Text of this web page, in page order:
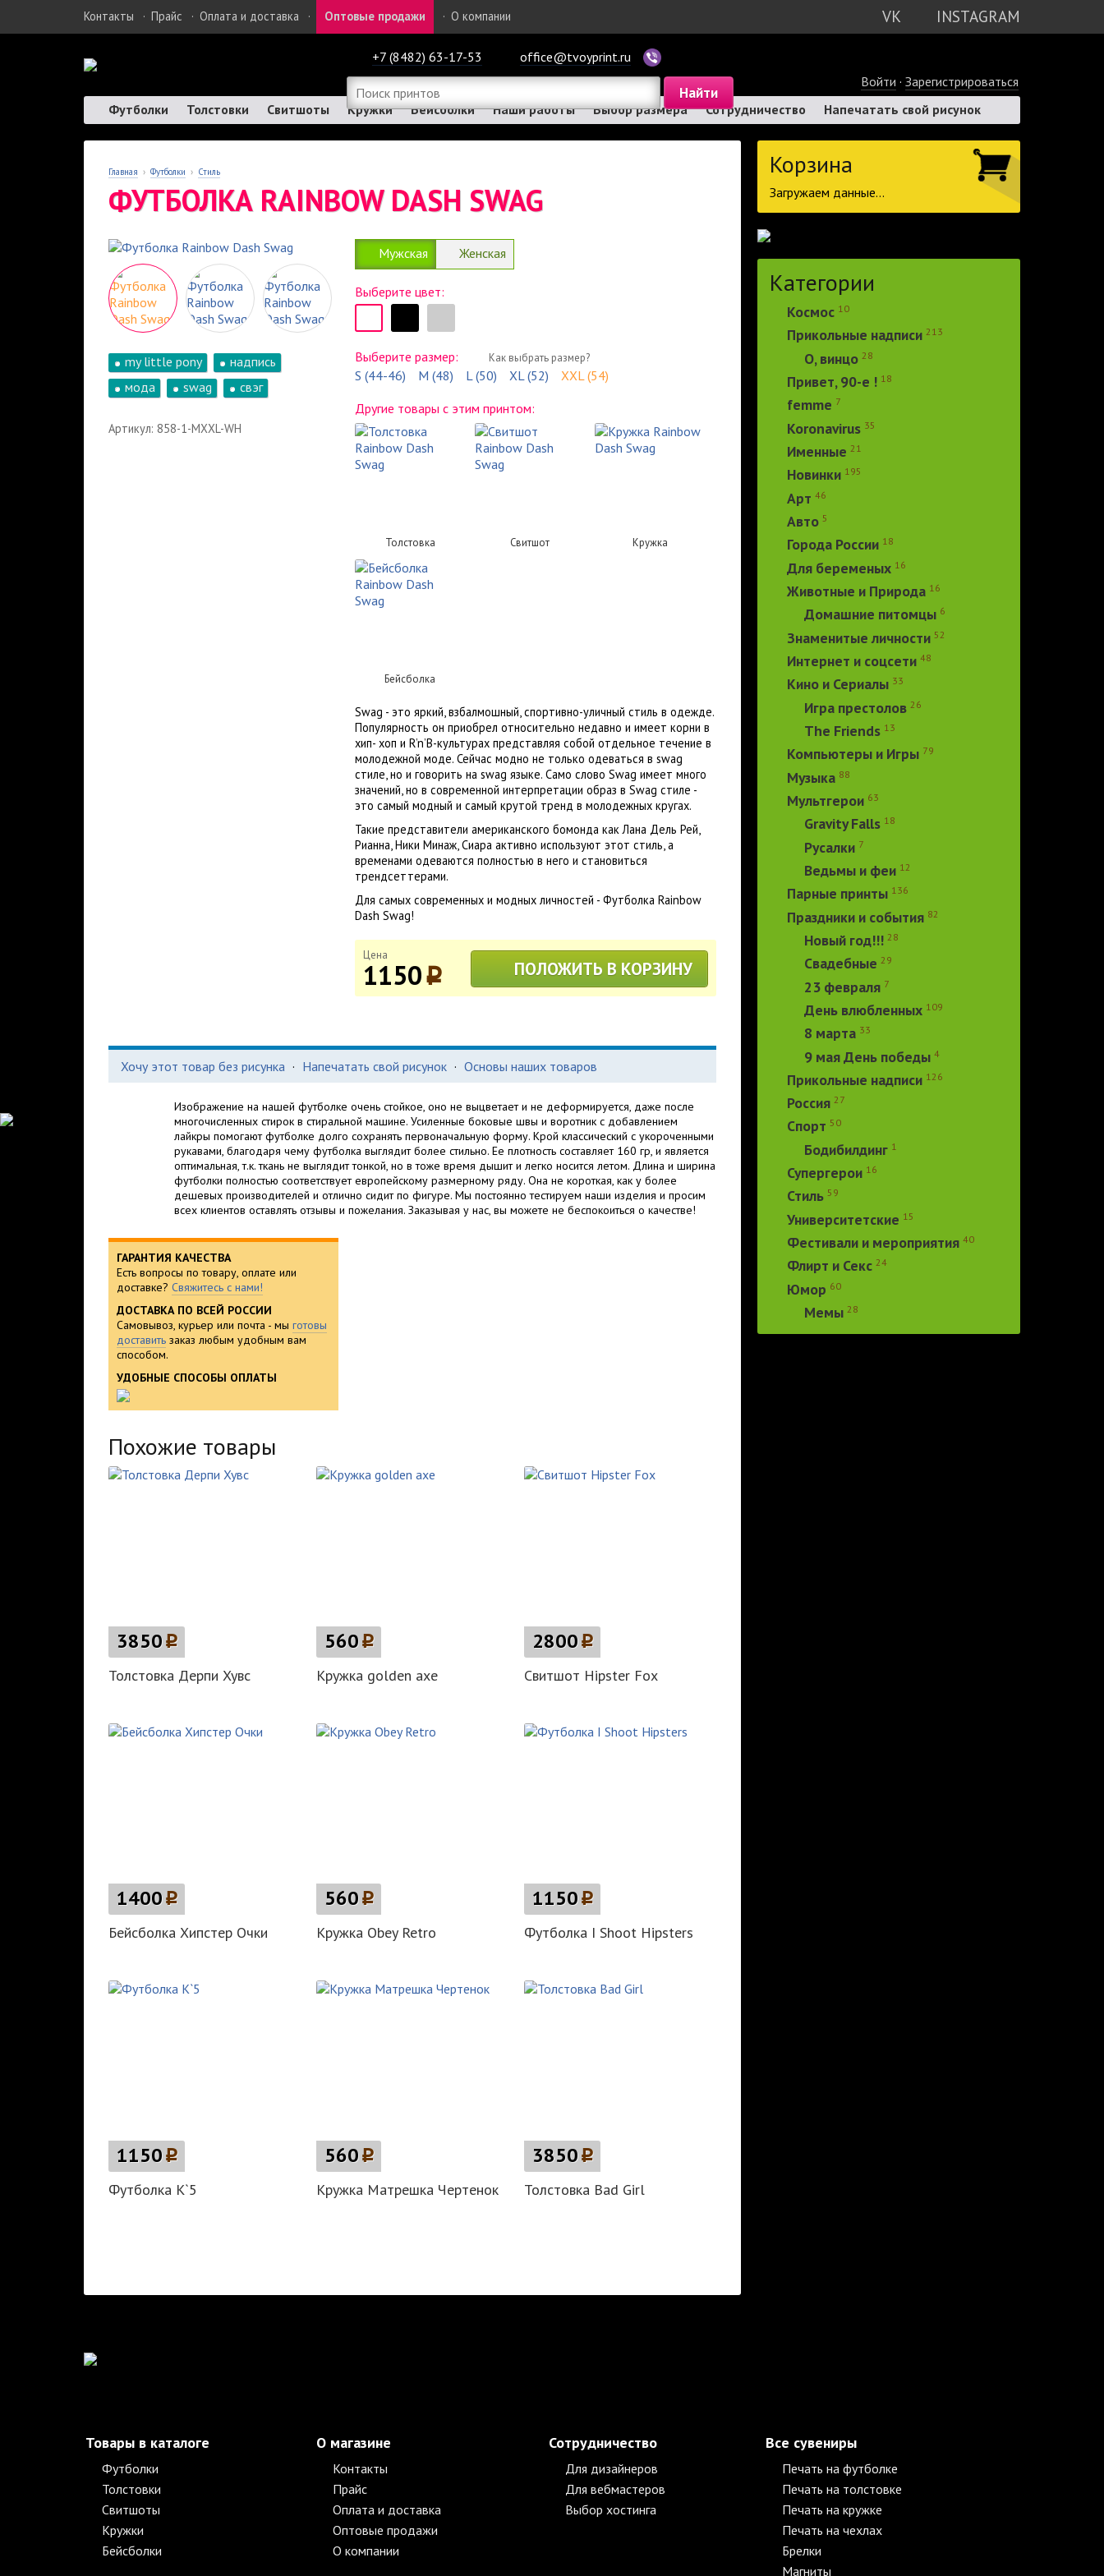
VK INSTAGRAM
Контакты · Прайс · Оплата и доставка · Оптовые продажи · О компании
+7 (8482) 63-17-53
office@tvoyprint.ru
Войти · Зарегистрироваться
Футболки
Толстовки Свитшоты Кружки Бейсболки Наши работы Выбор размера Сотрудничество Напечатать свой рисунок
Главная › Футболки › Стиль
ФУТБОЛКА RAINBOW DASH SWAG
my little pony
надпись
мода
swag свэг
Артикул: 858-1-MXXL-WH
Мужская Женская
Выберите цвет:
Выберите размер: Как выбрать размер?
S (44-46) M (48) L (50) XL (52)
XXL (54)
Другие товары с этим принтом:
Толстовка Свитшот Кружка
Бейсболка
Swag - это яркий, взбалмошный, спортивно-уличный стиль в одежде.
Популярность он приобрел относительно недавно и имеет корни в
хип- хоп и R’n’B-культурах представляя собой отдельное течение в
молодежной моде. Сейчас модно не только одеваться в swag
стиле, но и говорить на swag языке. Само слово Swag имеет много
значений, но в современной интерпретации образ в Swag стиле -
это самый модный и самый крутой тренд в молодежных кругах.
Такие представители американского бомонда как Лана Дель Рей,
Рианна, Ники Минаж, Сиара активно используют этот стиль, а
временами одеваются полностью в него и становиться
трендсеттерами.
Для самых современных и модных личностей - Футболка Rainbow
Dash Swag!
Цена
1150p ПОЛОЖИТЬ В КОРЗИНУ
Хочу этот товар без рисунка · Напечатать свой рисунок · Основы наших товаров
Изображение на нашей футболке очень стойкое, оно не выцветает и не деформируется, даже после
многочисленных стирок в стиральной машине. Усиленные боковые швы и воротник с добавлением
лайкры помогают футболке долго сохранять первоначальную форму. Крой классический с укороченными
рукавами, благодаря чему футболка выглядит более стильно. Ее плотность составляет 160 гр, и является
оптимальная, т.к. ткань не выглядит тонкой, но в тоже время дышит и легко носится летом. Длина и ширина
футболки полностью соответствует европейскому размерному ряду. Она не короткая, как у более
дешевых производителей и отлично сидит по фигуре. Мы постоянно тестируем наши изделия и просим
всех клиентов оставлять отзывы и пожелания. Заказывая у нас, вы можете не беспокоиться о качестве!
ГАРАНТИЯ КАЧЕСТВА
Есть вопросы по товару, оплате или
доставке? Свяжитесь с нами!
ДОСТАВКА ПО ВСЕЙ РОССИИ
Самовывоз, курьер или почта - мы готовы
доставить заказ любым удобным вам
способом.
УДОБНЫЕ СПОСОБЫ ОПЛАТЫ
Похожие товары
3850p
Толстовка Дерпи Хувс
560p
Кружка golden axe
2800p
Свитшот Hipster Fox
1400p
Бейсболка Хипстер Очки
560p
Кружка Obey Retro
1150p
Футболка I Shoot Hipsters
1150p
Футболка K`5
560p
Кружка Матрешка Чертенок
3850p
Толстовка Bad Girl
Корзина
Загружаем данные...
Категории
Космос 10
Прикольные надписи 213
О, винцо 28
Привет, 90-е ! 18
femme 7
Koronavirus 35
Именные 21
Новинки 195
Арт 46
Авто 5
Города России 18
Для беременых 16
Животные и Природа 16
Домашние питомцы 6
Знаменитые личности 52
Интернет и соцсети 48
Кино и Сериалы 33
Игра престолов 26
The Friends 13
Компьютеры и Игры 79
Музыка 88
Мультгерои 63
Gravity Falls 18
Русалки 7
Ведьмы и феи 12
Парные принты 136
Праздники и события 82
Новый год!!! 28
Свадебные 29
23 февраля 7
День влюбленных 109
8 марта 33
9 мая День победы 4
Прикольные надписи 126
Россия 27
Спорт 50
Бодибилдинг 1
Супергерои 16
Стиль 59
Университетские 15
Фестивали и мероприятия 40
Флирт и Секс 24
Юмор 60
Мемы 28
Товары в каталоге
Футболки
Толстовки
Свитшоты
Кружки
Бейсболки
О магазине
Контакты
Прайс
Оплата и доставка
Оптовые продажи
О компании
Сотрудничество
Для дизайнеров
Для вебмастеров
Выбор хостинга
Все сувениры
Печать на футболке
Печать на толстовке
Печать на кружке
Печать на чехлах
Брелки
Магниты